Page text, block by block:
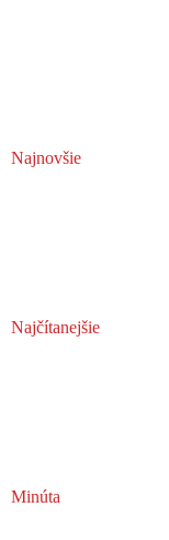
Najnovšie
Najčítanejšie
Minúta